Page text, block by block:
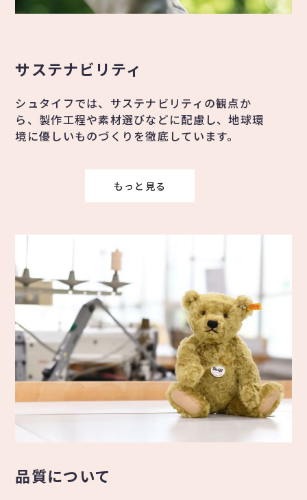
サステナビリティ
シュタイフでは、サステナビリティの観点か
ら、製作工程や素材選びなどに配慮し、地球環
境に優しいものづくりを徹底しています。
もっと見る
品質について